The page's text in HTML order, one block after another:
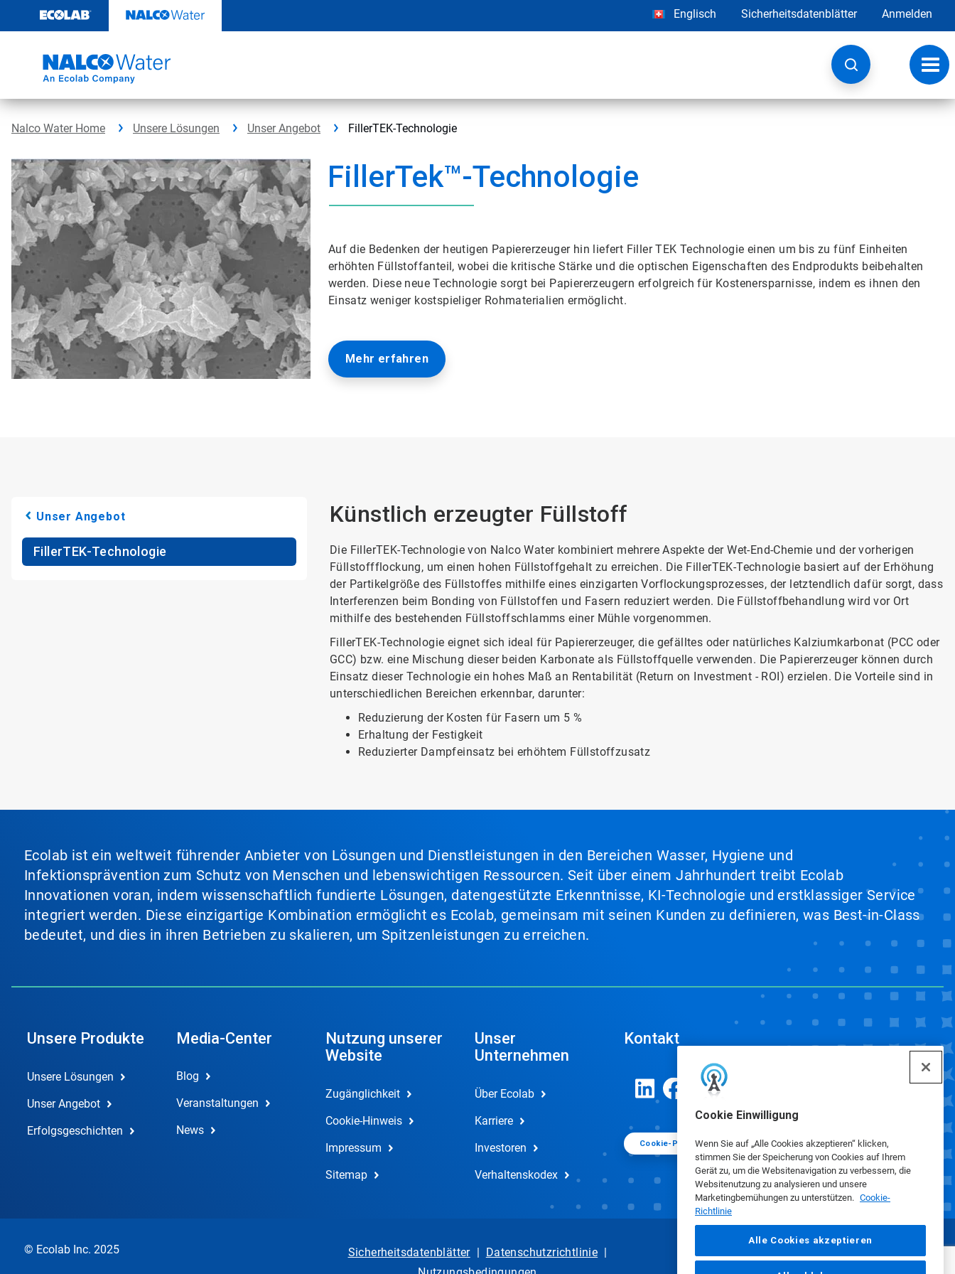
Inhalt
Cookie Einwilligung
Wenn Sie auf „Alle Cookies akzeptieren“ klicken,
stimmen Sie der Speicherung von Cookies auf Ihrem
Gerät zu, um die Websitenavigation zu verbessern, die
Websitenutzung zu analysieren und unsere
Marketingbemühungen zu unterstützen. Cookie-
Richtlinie
Alle Cookies akzeptieren
Englisch Sicherheitsdatenblätter Anmelden
Nalco Water Home Unsere Lösungen Unser Angebot FillerTEK-Technologie
FillerTek™-Technologie
Auf die Bedenken der heutigen Papiererzeuger hin liefert Filler TEK Technologie einen um bis zu fünf Einheiten
erhöhten Füllstoffanteil, wobei die kritische Stärke und die optischen Eigenschaften des Endprodukts beibehalten
werden. Diese neue Technologie sorgt bei Papiererzeugern erfolgreich für Kostenersparnisse, indem es ihnen den
Einsatz weniger kostspieliger Rohmaterialien ermöglicht.
Mehr erfahren
Unser Angebot
FillerTEK-Technologie
Künstlich erzeugter Füllstoff
Die FillerTEK-Technologie von Nalco Water kombiniert mehrere Aspekte der Wet-End-Chemie und der vorherigen
Füllstoffflockung, um einen hohen Füllstoffgehalt zu erreichen. Die FillerTEK-Technologie basiert auf der Erhöhung
der Partikelgröße des Füllstoffes mithilfe eines einzigarten Vorflockungsprozesses, der letztendlich dafür sorgt, dass
Interferenzen beim Bonding von Füllstoffen und Fasern reduziert werden. Die Füllstoffbehandlung wird vor Ort
mithilfe des bestehenden Füllstoffschlamms einer Mühle vorgenommen.
FillerTEK-Technologie eignet sich ideal für Papiererzeuger, die gefälltes oder natürliches Kalziumkarbonat (PCC oder
GCC) bzw. eine Mischung dieser beiden Karbonate als Füllstoffquelle verwenden. Die Papiererzeuger können durch
Einsatz dieser Technologie ein hohes Maß an Rentabilität (Return on Investment - ROI) erzielen. Die Vorteile sind in
unterschiedlichen Bereichen erkennbar, darunter:
Reduzierung der Kosten für Fasern um 5 %
Erhaltung der Festigkeit
Reduzierter Dampfeinsatz bei erhöhtem Füllstoffzusatz
Ecolab ist ein weltweit führender Anbieter von Lösungen und Dienstleistungen in den Bereichen Wasser, Hygiene und
Infektionsprävention zum Schutz von Menschen und lebenswichtigen Ressourcen. Seit über einem Jahrhundert treibt Ecolab
Innovationen voran, indem wissenschaftlich fundierte Lösungen, datengestützte Erkenntnisse, KI-Technologie und erstklassiger Service
integriert werden. Diese einzigartige Kombination ermöglicht es Ecolab, gemeinsam mit seinen Kunden zu definieren, was Best-in-Class
bedeutet, und dies in ihren Betrieben zu skalieren, um Spitzenleistungen zu erreichen.
Unsere Produkte
Unsere Lösungen
Unser Angebot
Erfolgsgeschichten
Media-Center
Blog
Veranstaltungen
News
Nutzung unserer
Website
Zugänglichkeit
Cookie-Hinweis
Impressum
Sitemap
Unser
Unternehmen
Über Ecolab
Karriere
Investoren
Verhaltenskodex
Kontakt
Cookie-Präferenzen
© Ecolab Inc. 2025 Sicherheitsdatenblätter| Datenschutzrichtlinie |